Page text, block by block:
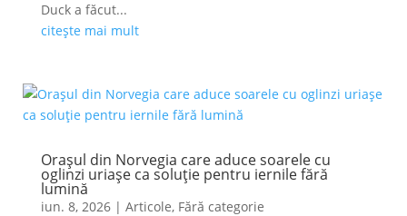
Duck a făcut...
citește mai mult
Orașul din Norvegia care aduce soarele cu
oglinzi uriașe ca soluție pentru iernile fără
lumină
iun. 8, 2026| Articole, Fără categorie